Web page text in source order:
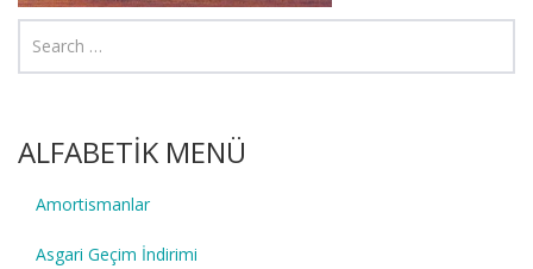
ALFABETİK MENÜ
Amortismanlar
Asgari Geçim İndirimi